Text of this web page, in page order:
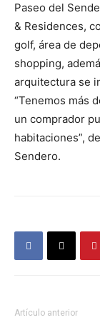
Paseo del
& Residences,
golf, área de
shopping,
arquitectura se
“Tenemos más
un comprador
habitaciones”,
Sendero.
Artículo anterior